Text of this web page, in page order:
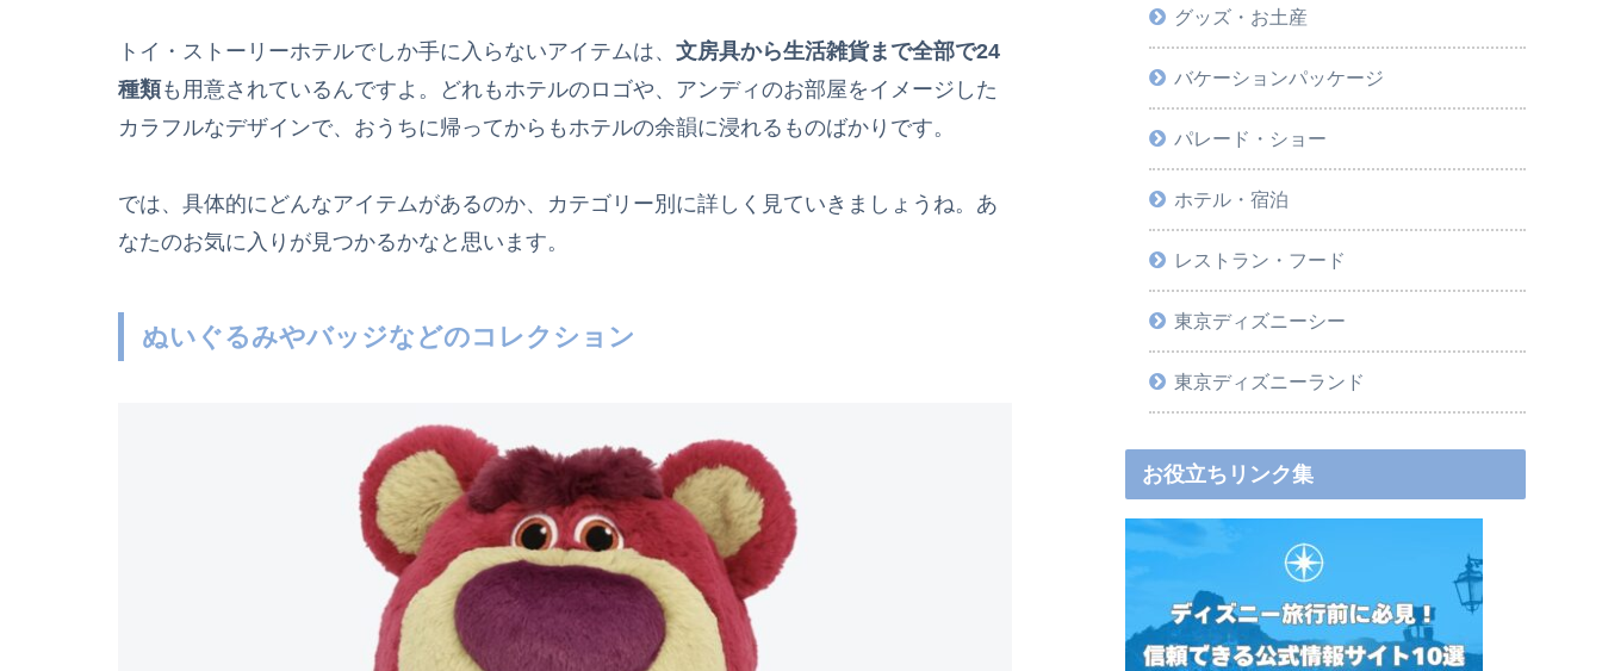
トイ・ストーリーホテルでしか手に入らないアイテムは、 文房具から生活雑貨まで全部で24
種類も用意されているんですよ。どれもホテルのロゴや、アンディのお部屋をイメージした
カラフルなデザインで、おうちに帰ってからもホテルの余韻に浸れるものばかりです。
では、具体的にどんなアイテムがあるのか、カテゴリー別に詳しく見ていきましょうね。あ
なたのお気に入りが見つかるかなと思います。
ぬいぐるみやバッジなどのコレクション
グッズ・お土産
バケーションパッケージ
パレード・ショー
ホテル・宿泊
レストラン・フード
東京ディズニーシー
東京ディズニーランド
お役立ちリンク集